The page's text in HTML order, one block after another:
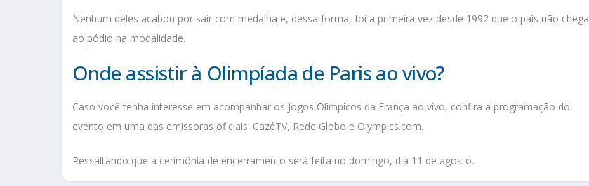
Nenhum deles acabou por sair com medalha e, dessa forma, foi a primeira vez desde 1992 que o país não chega
ao pódio na modalidade.
Onde assistir à Olimpíada de Paris ao vivo?
Caso você tenha interesse em acompanhar os Jogos Olímpicos da França ao vivo, confira a programação do
evento em uma das emissoras oficiais: CazéTV, Rede Globo e Olympics.com.
Ressaltando que a cerimônia de encerramento será feita no domingo, dia 11 de agosto.